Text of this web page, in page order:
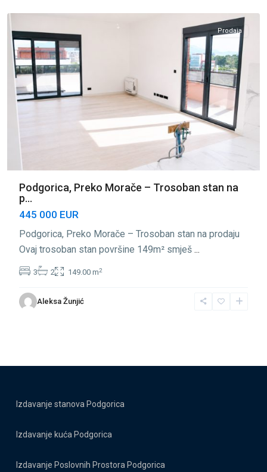
Prodaja
Podgorica, Preko Morače – Trosoban stan na
p...
445 000 EUR
Podgorica, Preko Morače – Trosoban stan na prodaju
Ovaj trosoban stan površine 149m² smješ ...
3 2 149.00 m2
Aleksa Žunjić
Izdavanje stanova Podgorica
Izdavanje kuća Podgorica
Izdavanje Poslovnih Prostora Podgorica